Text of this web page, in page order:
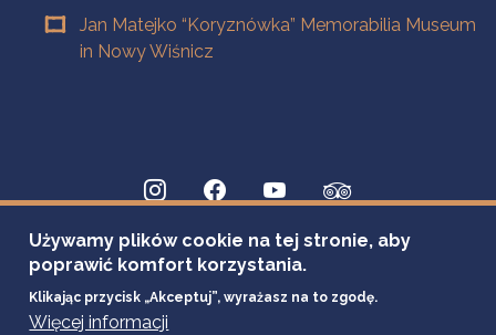
Jan Matejko “Koryznówka” Memorabilia Museum
in Nowy Wiśnicz
Używamy plików cookie na tej stronie, aby
poprawić komfort korzystania.
Klikając przycisk „Akceptuj”, wyrażasz na to zgodę.
Więcej informacji